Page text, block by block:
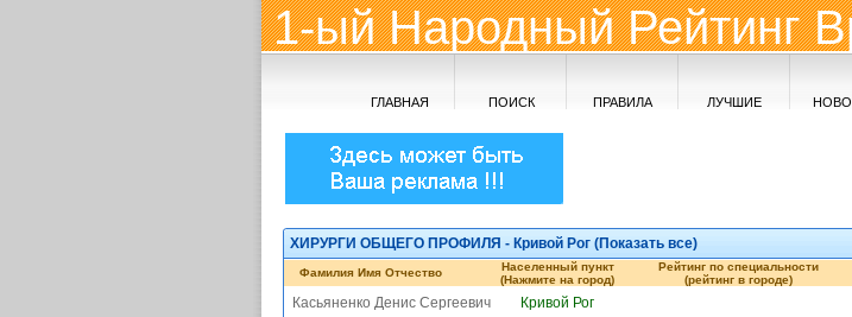
1-ый Народный Рейтинг
ГЛАВНАЯ ПОИСК ПРАВИЛА ЛУЧШИЕ
ХИРУРГИ ОБЩЕГО ПРОФИЛЯ - Кривой Рог (Показать все)
Фамилия Имя Отчество
Населенный пункт
(Нажмите на город)
Рейтинг по специальности
(рейтинг в городе)
Касьяненко Денис Сергеевич Кривой Рог